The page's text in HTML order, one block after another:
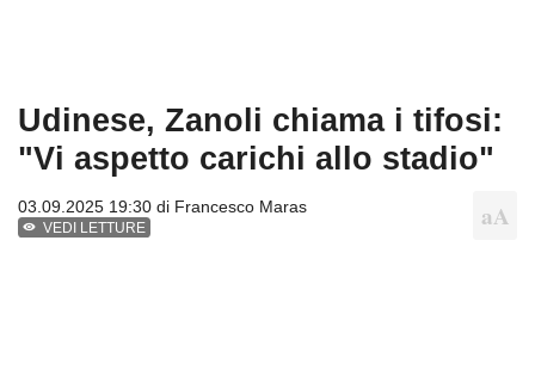
Udinese, Zanoli chiama i tifosi:
"Vi aspetto carichi allo stadio"
03.09.2025 19:30 di Francesco Maras
VEDI LETTURE